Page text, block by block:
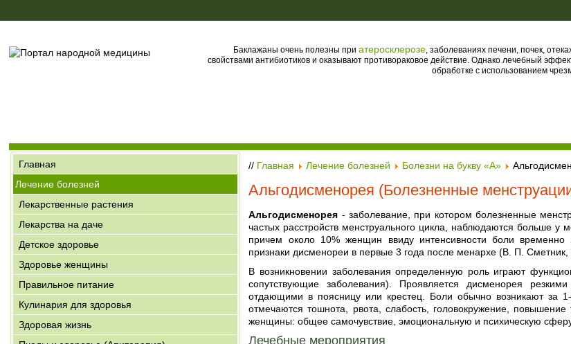
Баклажаны очень полезны при атеросклерозе, заболеваниях печени, почек,
свойствами антибиотиков и оказывают противораковое действие. Однако лечебный
обработке с использованием
Главная
Лечение болезней
Лекарственные растения
Лекарства на даче
Детское здоровье
Здоровье женщины
Правильное питание
Кулинария для здоровья
Здоровая жизнь
// Главная Лечение болезней Болезни на букву «А»
Альгодисменорея (Болезненные
Альгодисменорея - заболевание, при котором болезненные
частых расстройств менструального цикла, наблюдаются больше
причем около 10% женщин ввиду интенсивности боли временно
признаки дисменореи в первые 3 года после менархе (В. П. Сметник,
В возникновении заболевания определенную роль играют
сопутствующие заболевания). Проявляется дисменорея
отдающими в поясницу или крестец. Боли обычно возникают за
отмечаются тошнота, рвота, слабость, головокружение,
женщины: общее самочувствие, эмоциональную и психическую
Лечебные мероприятия